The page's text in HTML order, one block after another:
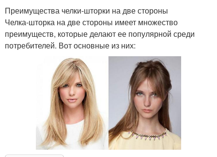
Преимущества челки-шторки на две стороны
Челка-шторка на две стороны имеет множество
преимуществ, которые делают ее популярной среди
потребителей. Вот основные из них: